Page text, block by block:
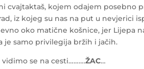
cvajtaktaš, kojem odajem posebno
iz kojeg su nas na put u nevjerici
oko matične košnice, jer Lijepa
je samo privilegija bržih i jačih.
vidimo se na cesti……….ŽAC…